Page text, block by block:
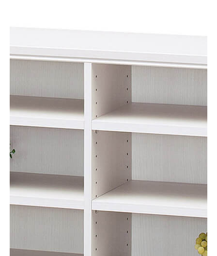
オープンラック
TNL-6087WH
オープンラック